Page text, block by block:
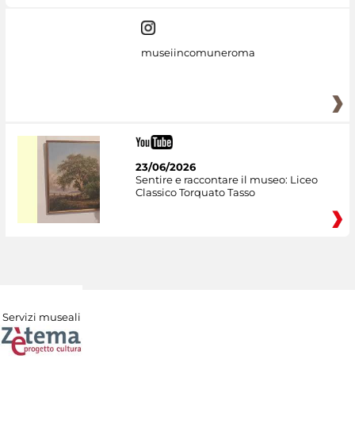
museiincomuneroma
23/06/2026
Sentire e raccontare il museo: Liceo
Classico Torquato Tasso
Servizi museali